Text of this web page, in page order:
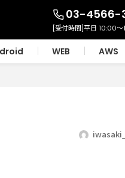
WEB AWS
03-4566-